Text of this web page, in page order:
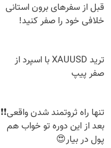
قبل از سفرهای برون استانی
خلافی خود را صفر کنید!
ترید XAUUSD با اسپرد از
صفر پیپ
تنها راه ثروتمند شدن واقعی❗❗
بعد از این دوره تو خواب هم
پول در بیار😍